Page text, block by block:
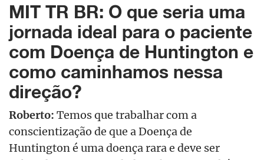
MIT TR BR: O que seria uma
jornada ideal para o paciente
com Doença de Huntington e
como caminhamos nessa
direção?
Roberto: Temos que trabalhar com a
conscientização de que a Doença de
Huntington é uma doença rara e deve ser